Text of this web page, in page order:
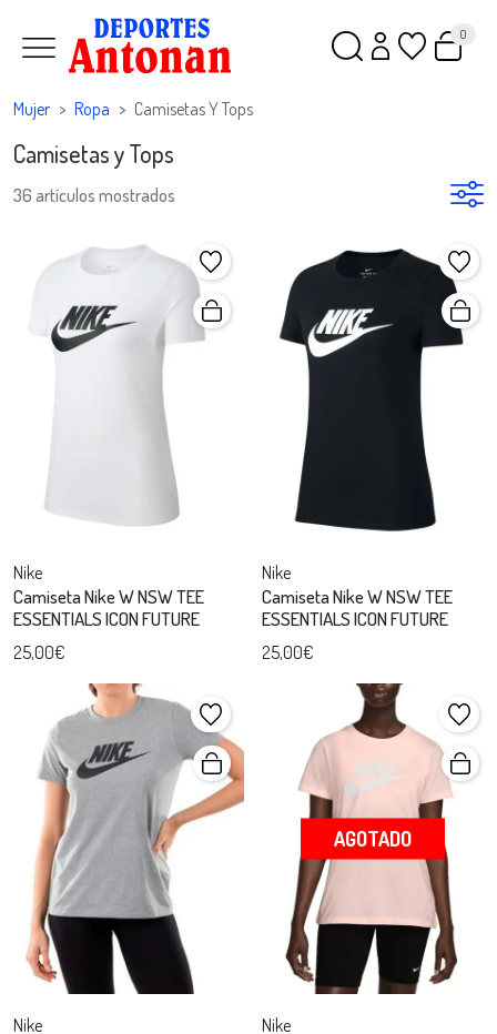
0
Mujer Ropa Camisetas Y Tops
Camisetas y Tops
36 artículos mostrados
Nike
Camiseta Nike W NSW TEE
ESSENTIALS ICON FUTURE
25,00€
Nike
Camiseta Nike W NSW TEE
ESSENTIALS ICON FUTURE
25,00€
Nike
AGOTADO
Nike